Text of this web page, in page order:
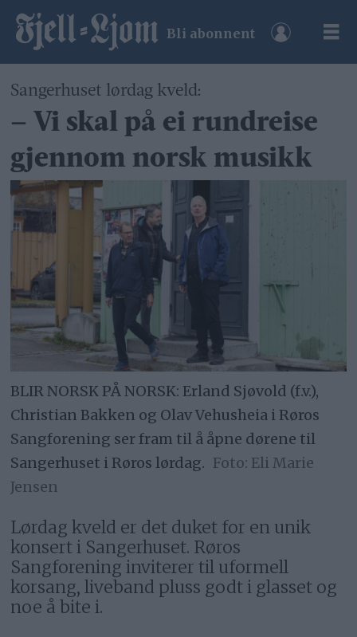
Bli abonnent
Sangerhuset lørdag kveld:
– Vi skal på ei rundreise
gjennom norsk musikk
BLIR NORSK PÅ NORSK: Erland Sjøvold (f.v.),
Christian Bakken og Olav Vehusheia i Røros
Sangforening ser fram til å åpne dørene til
Sangerhuset i Røros lørdag.
Eli Marie
Jensen
Lørdag kveld er det duket for en unik
konsert i Sangerhuset. Røros
Sangforening inviterer til uformell
korsang, liveband pluss godt i glasset og
noe å bite i.